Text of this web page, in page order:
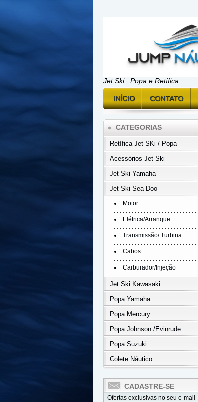
Jet Ski , Popa e Retífica
INÍCIO CONTATO
CATEGORIAS
Retífica Jet SKi / Popa
Acessórios Jet Ski
Jet Ski Yamaha
Jet Ski Sea Doo
Motor
Elétrica/Arranque
Transmissão/ Turbina
Cabos
Carburador/Injeção
Jet Ski Kawasaki
Popa Yamaha
Popa Mercury
Popa Johnson /Evinrude
Popa Suzuki
Colete Náutico
CADASTRE-SE
Ofertas exclusivas no seu e-mail